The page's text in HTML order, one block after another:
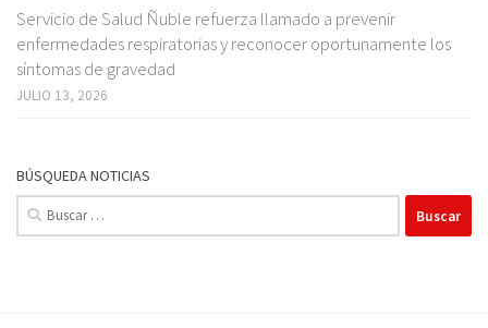
Servicio de Salud Ñuble refuerza llamado a prevenir
enfermedades respiratorias y reconocer oportunamente los
síntomas de gravedad
JULIO 13, 2026
BÚSQUEDA NOTICIAS
Buscar: